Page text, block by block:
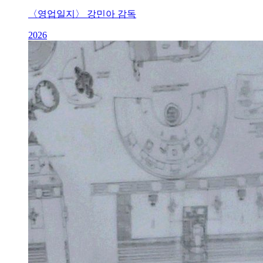
〈영업일지〉 강민아 감독
2026